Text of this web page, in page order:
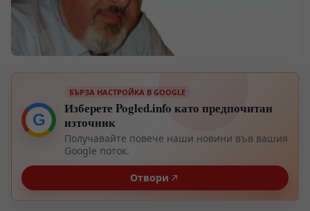
G
БЪРЗА НАСТРОЙКА В GOOGLE
Изберете Pogled.info като предпочитан
източник
Получавайте повече наши новини във вашия
Google поток.
Отвори